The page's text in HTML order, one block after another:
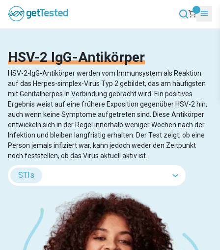
HSV-2 IgG-Antikörper
HSV-2-IgG-Antikörper werden vom Immunsystem als Reaktion
auf das Herpes-simplex-Virus Typ 2 gebildet, das am häufigsten
mit Genitalherpes in Verbindung gebracht wird. Ein positives
Ergebnis weist auf eine frühere Exposition gegenüber HSV-2 hin,
auch wenn keine Symptome aufgetreten sind. Diese Antikörper
entwickeln sich in der Regel innerhalb weniger Wochen nach der
Infektion und bleiben langfristig erhalten. Der Test zeigt, ob eine
Person jemals infiziert war, kann jedoch weder den Zeitpunkt
noch feststellen, ob das Virus aktuell aktiv ist.
STIs